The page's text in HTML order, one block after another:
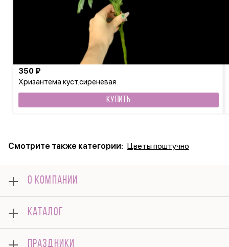
Хризантема куст.сиреневая
350 ₽
КУПИТЬ
Смотрите также категории: Цветы поштучно
О КОМПАНИИ
Оплата
Отзывы
Гарантии
КАТАЛОГ
ПРАЗДНИКИ